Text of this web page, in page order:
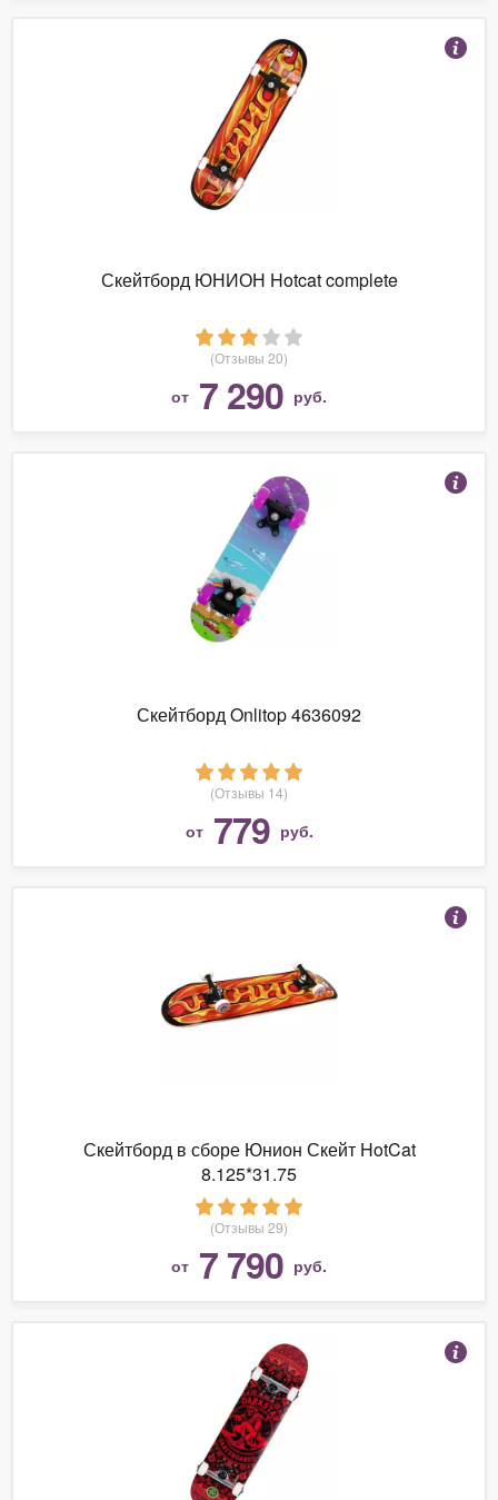
Скейтборд ЮНИОН Hotcat complete
(Отзывы 20)
от 7 290 руб.
Скейтборд Onlitop 4636092
(Отзывы 14)
от 779 руб.
Скейтборд в сборе Юнион Скейт HotCat
8.125*31.75
(Отзывы 29)
от 7 790 руб.